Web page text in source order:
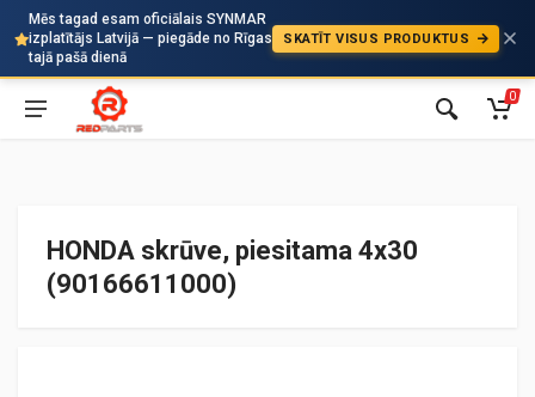
Mēs tagad esam oficiālais SYNMAR
izplatītājs Latvijā — piegāde no Rīgas
tajā pašā dienā
SKATĪT VISUS PRODUKTUS
Auto
0
HONDA skrūve, piesitama 4x30
(90166611000)